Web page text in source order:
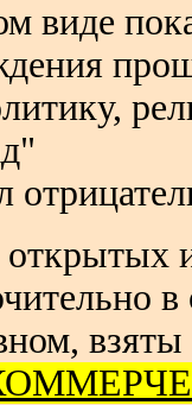
виде
взяты